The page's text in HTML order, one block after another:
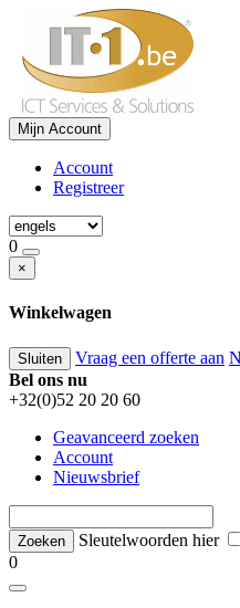
Mijn Account
Account
Registreer
0
×
Winkelwagen
Sluiten Vraag een offerte aan
Bel ons nu
+32(0)52 20 20 60
Geavanceerd zoeken
Account
Nieuwsbrief
Sleutelwoorden hier
0